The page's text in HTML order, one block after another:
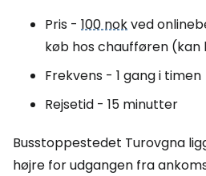
Pris - 100 nokved
køb hos chaufføren
Frekvens - 1 gang i timen
Rejsetid - 15 minutter
Busstoppestedet Turovgna
højre for udgangen fra